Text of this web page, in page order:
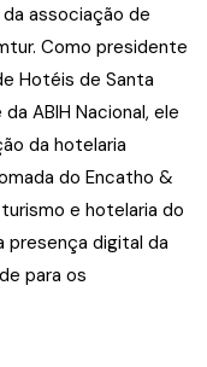
associação de
Como presidente
Hotéis de Santa
ABIH Nacional, ele
da hotelaria
do Encatho &
e hotelaria do
presença digital da
para os